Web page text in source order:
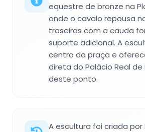
equestre de bronze na
onde o cavalo repousa
traseiras com a cauda
suporte adicional. A
centro da praça e
direta do Palácio Real
deste ponto.
A escultura foi criada por